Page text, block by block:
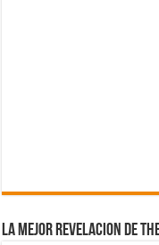
La mejor revelacion de